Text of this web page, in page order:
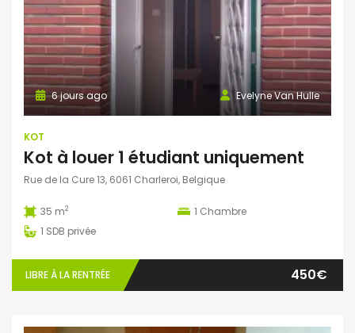
Evelyne Van Hulle
6 jours ago
KOT
Kot à louer 1 étudiant uniquement
Rue de la Cure 13, 6061 Charleroi, Belgique
35 m2 1 Chambre
1 SDB privée
LIBRE À LA RENTRÉE 450€